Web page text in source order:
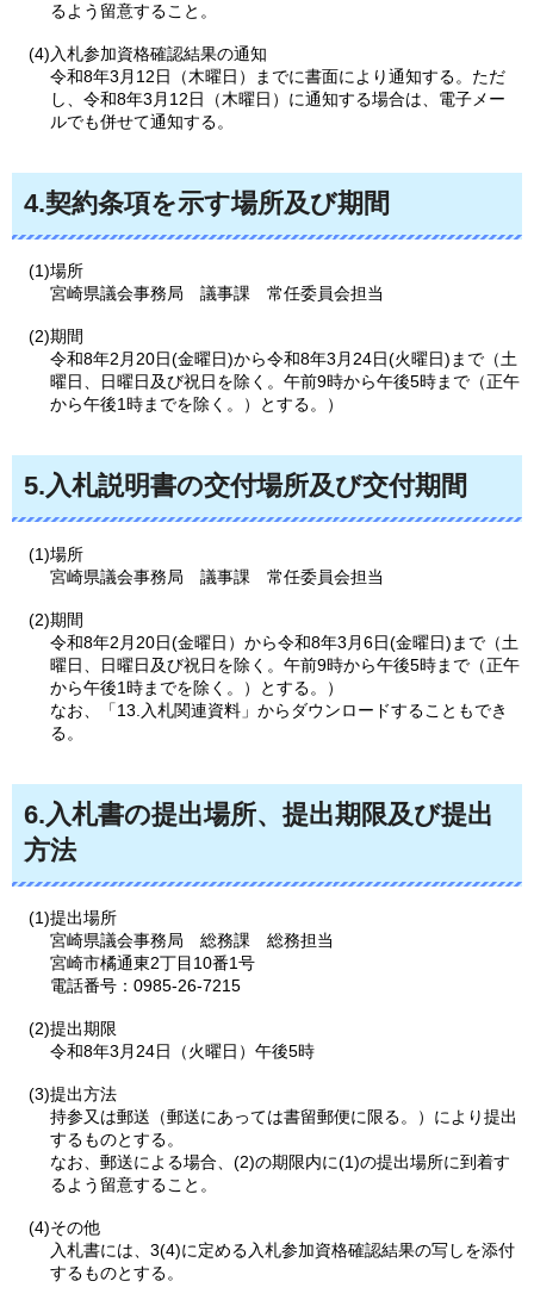
るよう留意すること。
(4)入札参加資格確認結果の通知
令和8年3月12日（木曜日）までに書面により通知する。ただ
し、令和8年3月12日（木曜日）に通知する場合は、電子メー
ルでも併せて通知する。
4.契約条項を示す場所及び期間
(1)場所
宮崎県議会事務局
議事課 常任委員会担当
(2)期間
令和8年2月20日(金曜日)から令和8年3月24日(火曜日)まで（土
曜日、日曜日及び祝日を除く。午前9時から午後5時まで（正午
から午後1時までを除く。）とする。）
5.入札説明書の交付場所及び交付期間
(1)場所
宮崎県議会事務局
議事課 常任委員会担当
(2)期間
令和8年2月20日(金曜日）から令和8年3月6日(金曜日)まで（土
曜日、日曜日及び祝日を除く。午前9時から午後5時まで（正午
から午後1時までを除く。）とする。）
なお、「13.入札関連資料」からダウンロードすることもでき
る。
6.入札書の提出場所、提出期限及び提出
方法
(1)提出場所
宮崎県議会事務局
総務課
総務担当
宮崎市橘通東2丁目10番1号
電話番号：0985-26-7215
(2)提出期限
令和8年3月24日（火曜日）午後5時
(3)提出方法
持参又は郵送（郵送にあっては書留郵便に限る。）により提出
するものとする。
なお、郵送による場合、(2)の期限内に(1)の提出場所に到着す
るよう留意すること。
(4)その他
入札書には、3(4)に定める入札参加資格確認結果の写しを添付
するものとする。